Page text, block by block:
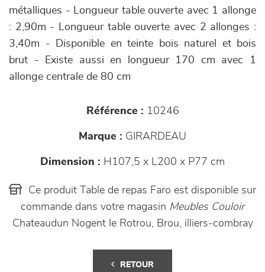
métalliques - Longueur table ouverte avec 1 allonge
: 2,90m - Longueur table ouverte avec 2 allonges :
3,40m - Disponible en teinte bois naturel et bois
brut - Existe aussi en longueur 170 cm avec 1
allonge centrale de 80 cm
Référence : 10246
Marque : GIRARDEAU
Dimension : H107,5 x L200 x P77 cm
Ce produit Table de repas Faro est disponible sur
commande dans votre magasin Meubles Couloir
Chateaudun Nogent le Rotrou, Brou, illiers-combray
RETOUR